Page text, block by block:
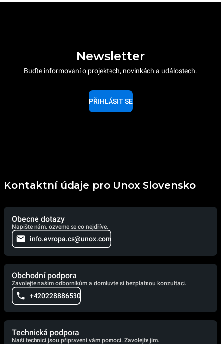
Newsletter
Buďte informování o projektech, novinkách a událostech.
PŘIHLÁSIT SE
Kontaktní údaje pro Unox Slovensko
Obecné dotazy
Napište nám, ozveme se co nejdříve.
info.evropa.cs@unox.com
Obchodní podpora
Zavolejte našim odborníkům a domluvte si bezplatnou konzultaci.
+420228886530
Technická podpora
Naši technici jsou připraveni vám pomoci. Zavolejte jim.